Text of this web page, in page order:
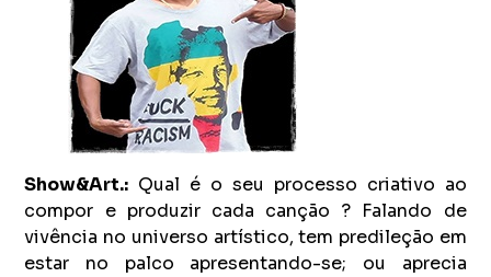
Show&Art.: Qual é o seu processo criativo ao
compor e produzir cada canção ? Falando de
vivência no universo artístico, tem predileção em
estar no palco apresentando-se; ou aprecia